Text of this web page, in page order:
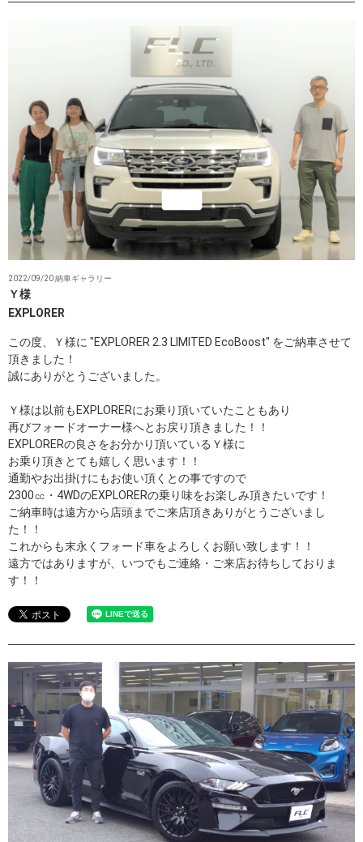
2022/09/20 納車ギャラリー
Ｙ様
EXPLORER
この度、Ｙ様に "EXPLORER 2.3 LIMITED EcoBoost" をご納車させて
頂きました！
誠にありがとうございました。
Ｙ様は以前もEXPLORERにお乗り頂いていたこともあり
再びフォードオーナー様へとお戻り頂きました！！
EXPLORERの良さをお分かり頂いているＹ様に
お乗り頂きとても嬉しく思います！！
通勤やお出掛けにもお使い頂くとの事ですので
2300㏄・4WDのEXPLORERの乗り味をお楽しみ頂きたいです！
ご納車時は遠方から店頭までご来店頂きありがとうございまし
た！！
これからも末永くフォード車をよろしくお願い致します！！
遠方ではありますが、いつでもご連絡・ご来店お待ちしておりま
す！！